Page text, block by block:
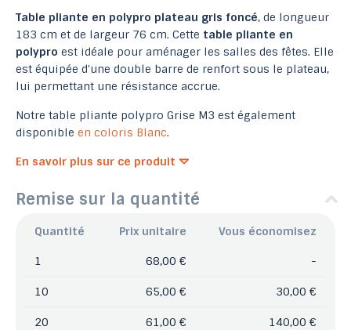
Table pliante en polypro plateau gris foncé, de longueur
183 cm et de largeur 76 cm. Cette table pliante en
polypro est idéale pour aménager les salles des fêtes. Elle
est équipée d'une double barre de renfort sous le plateau,
lui permettant une résistance accrue.
Notre table pliante polypro Grise M3 est également
disponible en coloris Blanc.
En savoir plus sur ce produit
Remise sur la quantité
Quantité Prix unitaire Vous économisez
1 68,00 € -
10 65,00 € 30,00 €
20 61,00 € 140,00 €